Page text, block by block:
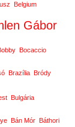
Belgium
Gábor
Bocaccio
Brazília Bródy
Bulgária
Bán Mór Báthori